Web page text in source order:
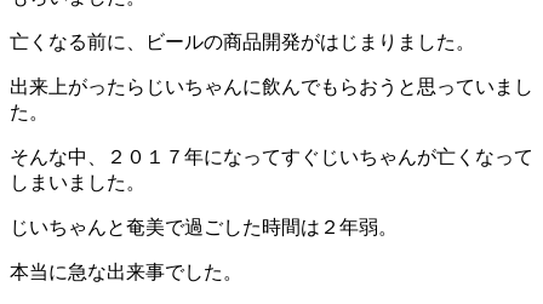
亡くなる前に、ビールの商品開発がはじまりました。
出来上がったらじいちゃんに飲んでもらおうと思っていまし
た。
そんな中、２０１７年になってすぐじいちゃんが亡くなって
しまいました。
じいちゃんと奄美で過ごした時間は２年弱。
本当に急な出来事でした。